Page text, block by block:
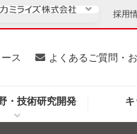
・技術研究開発
ス よくあるご質問・
安定
法人
採用